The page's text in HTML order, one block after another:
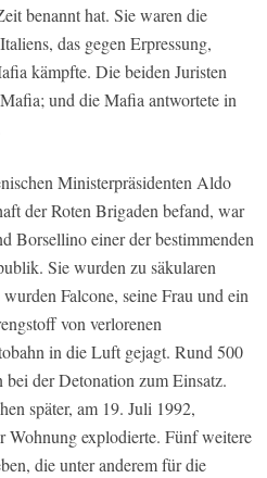
benannt hat. Sie waren die
das gegen Erpressung,
kämpfte. Die beiden Juristen
und die Mafia antwortete in
Ministerpräsidenten Aldo
der Roten Brigaden befand, war
Borsellino einer der bestimmenden
Sie wurden zu säkularen
Falcone, seine Frau und ein
von verlorenen
in die Luft gejagt. Rund 500
der Detonation zum Einsatz.
später, am 19. Juli 1992,
Wohnung explodierte. Fünf weitere
die unter anderem für die